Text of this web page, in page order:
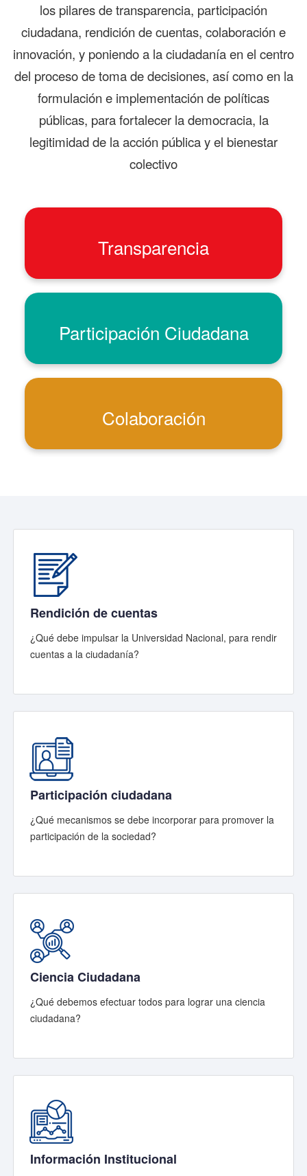
los pilares de transparencia, participación
ciudadana, rendición de cuentas, colaboración e
innovación, y poniendo a la ciudadanía en el centro
del proceso de toma de decisiones, así como en la
formulación e implementación de políticas
públicas, para fortalecer la democracia, la
legitimidad de la acción pública y el bienestar
colectivo
Transparencia
Participación Ciudadana
Colaboración
Rendición de cuentas
¿Qué debe impulsar la Universidad Nacional, para rendir
cuentas a la ciudadanía?
Participación ciudadana
¿Qué mecanismos se debe incorporar para promover la
participación de la sociedad?
Ciencia Ciudadana
¿Qué debemos efectuar todos para lograr una ciencia
ciudadana?
Información Institucional